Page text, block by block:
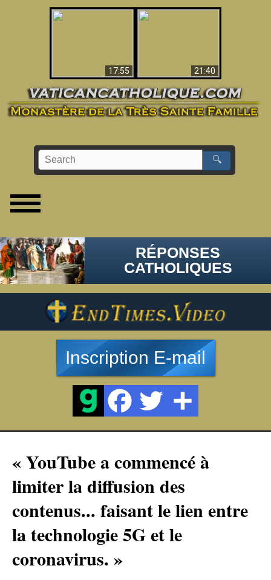
17:55
21:40
🔍
RÉPONSES
CATHOLIQUES
Inscription E-mail
« YouTube a commencé à
limiter la diffusion des
contenus... faisant le lien entre
la technologie 5G et le
coronavirus. »